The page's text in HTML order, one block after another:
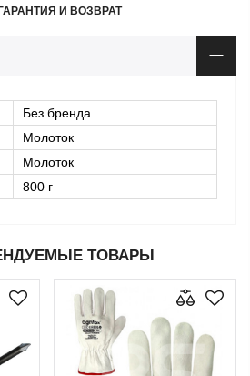
ГАРАНТИЯ И ВОЗВРАТ
Без бренда
Молоток
Молоток
800 г
ТОВАРЫ